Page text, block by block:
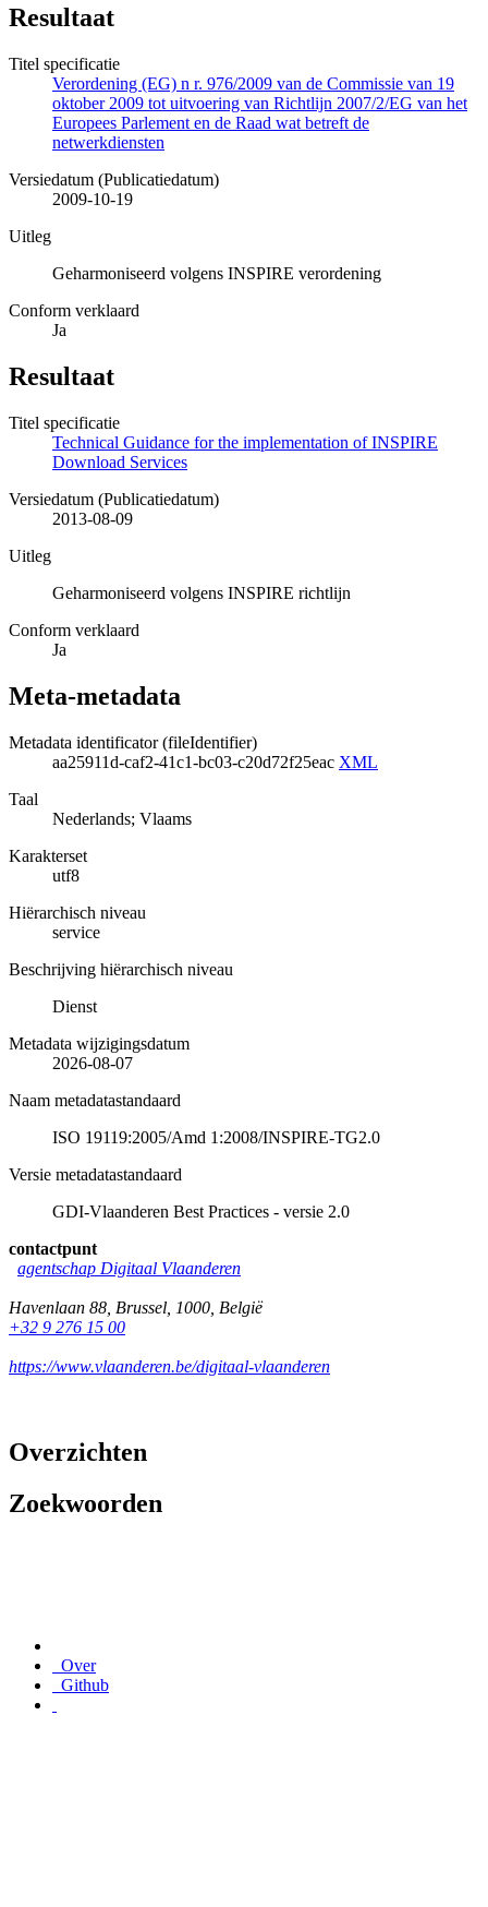
Resultaat
Titel specificatie
Verordening (EG) n r. 976/2009 van de Commissie van 19
oktober 2009 tot uitvoering van Richtlijn 2007/2/EG van het
Europees Parlement en de Raad wat betreft de
netwerkdiensten
Versiedatum (Publicatiedatum)
2009-10-19
Uitleg
Geharmoniseerd volgens INSPIRE verordening
Conform verklaard
Ja
Resultaat
Titel specificatie
Technical Guidance for the implementation of INSPIRE
Download Services
Versiedatum (Publicatiedatum)
2013-08-09
Uitleg
Geharmoniseerd volgens INSPIRE richtlijn
Conform verklaard
Ja
Meta-metadata
Metadata identificator (fileIdentifier)
aa25911d-caf2-41c1-bc03-c20d72f25eac XML
Taal
Nederlands; Vlaams
Karakterset
utf8
Hiërarchisch niveau
service
Beschrijving hiërarchisch niveau
Dienst
Metadata wijzigingsdatum
2026-08-07
Naam metadatastandaard
ISO 19119:2005/Amd 1:2008/INSPIRE-TG2.0
Versie metadatastandaard
GDI-Vlaanderen Best Practices - versie 2.0
contactpunt
agentschap Digitaal Vlaanderen
Havenlaan 88 Brussel 1000 België
+32 9 276 15 00
https://www.vlaanderen.be/digitaal-vlaanderen
Overzichten
Zoekwoorden
Over
Github